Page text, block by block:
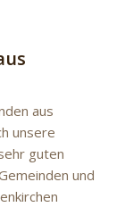
aus
unsere
guten
und